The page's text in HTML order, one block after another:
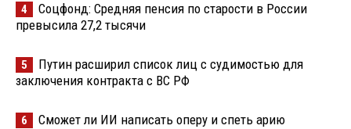
4
Соцфонд: Средняя пенсия по старости в России
превысила 27,2 тысячи
5
Путин расширил список лиц с судимостью для
заключения контракта с ВС РФ
6 Сможет ли ИИ написать оперу и спеть арию